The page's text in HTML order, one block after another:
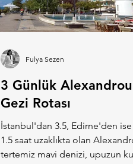
3 Günlük
Gezi Rotası
İstanbul'dan 3.5, Edirne'den ise
1.5 saat uzaklıkta olan
tertemiz mavi denizi, upuzun
Fulya Sezen